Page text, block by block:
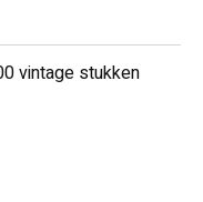
vintage stukken